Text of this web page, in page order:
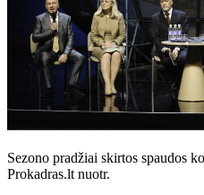
Sezono pradžiai skirtos spaudos
Prokadras.lt nuotr.